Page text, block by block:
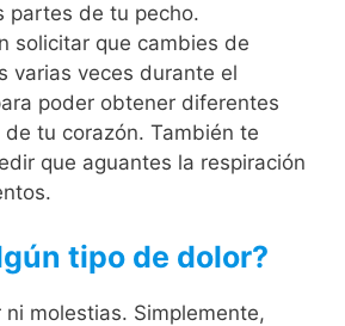
partes de tu pecho.
solicitar que cambies de
varias veces durante el
poder obtener diferentes
de tu corazón. También te
que aguantes la respiración
tipo de dolor?
molestias. Simplemente,